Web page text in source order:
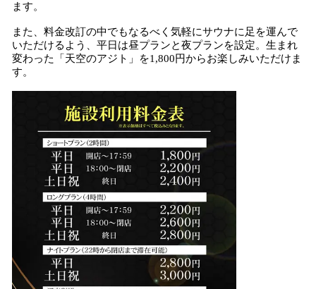
ます。
また、料金改訂の中でもなるべく気軽にサウナに足を運んで
いただけるよう、平日は昼プランと夜プランを設定。生まれ
変わった「天空のアジト」を1,800円からお楽しみいただけま
す。